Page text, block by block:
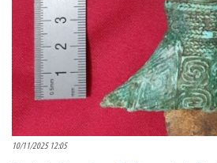
10/11/2025 12:05